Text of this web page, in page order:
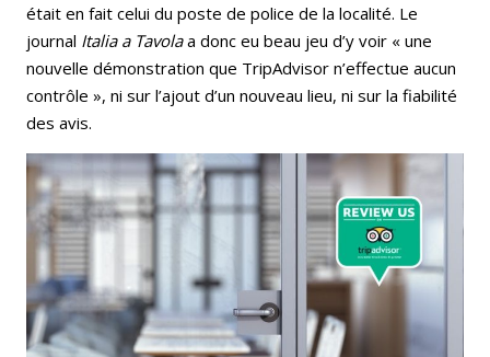
était en fait celui du poste de police de la localité. Le
journal Italia a Tavolaa donc eu beau jeu d’y voir « une
nouvelle démonstration que TripAdvisor n’effectue aucun
contrôle », ni sur l’ajout d’un nouveau lieu, ni sur la fiabilité
des avis.